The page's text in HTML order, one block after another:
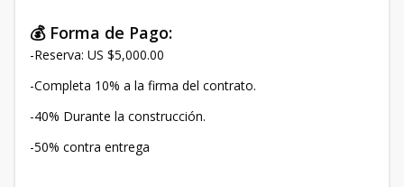
💰 Forma de Pago:
-Reserva: US $5,000.00
-Completa 10% a la firma del contrato.
-40% Durante la construcción.
-50% contra entrega